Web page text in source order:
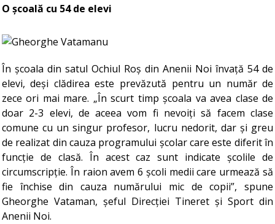
O școală cu 54 de elevi
În școala din satul Ochiul Roș din Anenii Noi învață 54 de
elevi, deși clădirea este prevăzută pentru un număr de
zece ori mai mare. „În scurt timp școala va avea clase de
doar 2-3 elevi, de aceea vom fi nevoiți să facem clase
comune cu un singur profesor, lucru nedorit, dar și greu
de realizat din cauza programului școlar care este diferit în
funcție de clasă. În acest caz sunt indicate școlile de
circumscripție. În raion avem 6 școli medii care urmează să
fie închise din cauza numărului mic de copii”, spune
Gheorghe Vataman, șeful Direcției Tineret și Sport din
Anenii Noi.